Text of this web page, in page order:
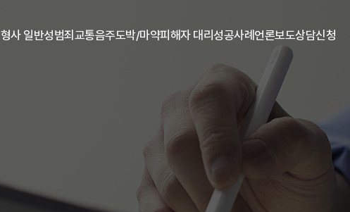
형사 일반성범죄 교통음주도박/마약피해자 대리 성공사례
고객후기
언론보도상담신청